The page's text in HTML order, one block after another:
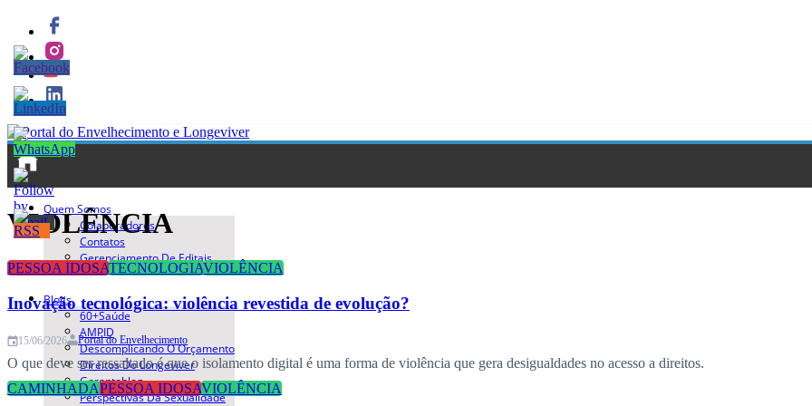
Quem Somos
Colaboradores
Contatos
Gerenciamento De Editais
Blogs
60+saúde
AMPID
Descomplicando O Orçamento
Direitos Do Longeviver
Gerontoblog
Perspectivas Da Sexualidade
VIOLÊNCIA
PESSOA IDOSATECNOLOGIAVIOLÊNCIA
Inovação tecnológica: violência revestida de evolução?
15/06/2026 Portal do Envelhecimento
O que deve ser ressaltado é que o isolamento digital é uma forma de violência que gera desigualdades no acesso a direitos.
CAMINHADAPESSOA IDOSAVIOLÊNCIA